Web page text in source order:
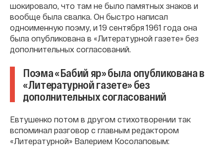
шокировало, что там не было памятных знаков и
вообще была свалка. Он быстро написал
одноименную поэму, и 19 сентября 1961 года она
была опубликована в «Литературной газете» без
дополнительных согласований.
Поэма «Бабий яр» была опубликована в
«Литературной газете» без
дополнительных согласований
Евтушенко потом в другом стихотворении так
вспоминал разговор с главным редактором
«Литературной» Валерием Косолаповым: